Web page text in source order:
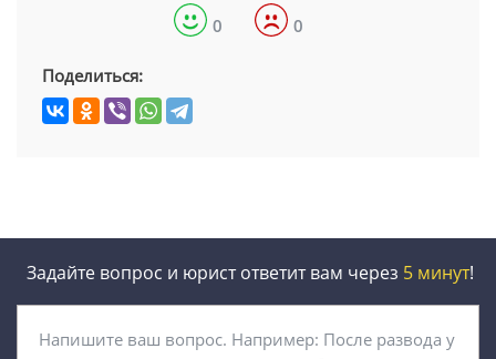
0 0
Поделиться:
Задайте вопрос и юрист ответит вам через 5 минут!